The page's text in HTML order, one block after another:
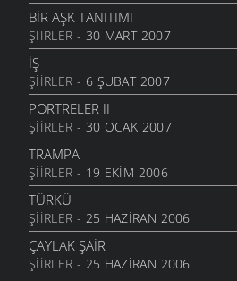
BIR AŞK TANITIMI
ŞIIRLER - 30 MART 2007
IŞ
ŞIIRLER - 6 ŞUBAT 2007
PORTRELER II
ŞIIRLER - 30 OCAK 2007
TRAMPA
ŞIIRLER - 19 EKIM 2006
TÜRKÜ
ŞIIRLER - 25 HAZIRAN 2006
ÇAYLAK ŞAİR
ŞIIRLER - 25 HAZIRAN 2006